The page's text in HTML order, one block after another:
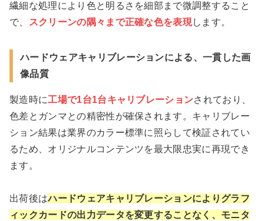
繊細な処理により色と明るさを細部まで微調整すること
で、
スクリーンの隅々まで正確な色を表現します。
ハードウェアキャリブレーションによる、一貫した画
像品質
製造時に工場で1台1台キャリブレーションされており、
色差とガンマとの精密性が確保されます。キャリブレー
ション結果は業界のカラー標準に照らして検証されてい
るため、オリジナルコンテンツを最大限忠実に再現でき
ます。
出荷後はハードウェアキャリブレーションによりグラフ
ィックカードの出力データを変更することなく、モニタ